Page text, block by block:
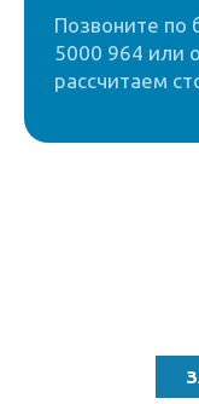
Позвоните по
5000 964 или
рассчитаем